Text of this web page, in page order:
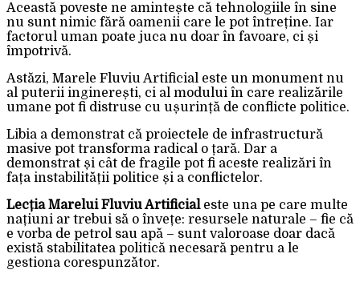
Această poveste ne amintește că tehnologiile în sine
nu sunt nimic fără oamenii care le pot întreține. Iar
factorul uman poate juca nu doar în favoare, ci și
împotrivă.
Astăzi, Marele Fluviu Artificial este un monument nu
al puterii inginerești, ci al modului în care realizările
umane pot fi distruse cu ușurință de conflicte politice.
Libia a demonstrat că proiectele de infrastructură
masive pot transforma radical o țară. Dar a
demonstrat și cât de fragile pot fi aceste realizări în
fața instabilității politice și a conflictelor.
Lecția Marelui Fluviu Artificialeste una pe care multe
națiuni ar trebui să o învețe: resursele naturale – fie că
e vorba de petrol sau apă – sunt valoroase doar dacă
există stabilitatea politică necesară pentru a le
gestiona corespunzător.